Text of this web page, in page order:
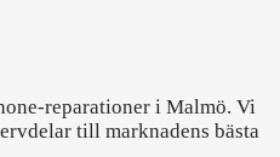
reparationer i Malmö. Vi
till marknadens bästa